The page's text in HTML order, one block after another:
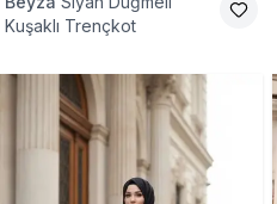
Kuşaklı Trençkot